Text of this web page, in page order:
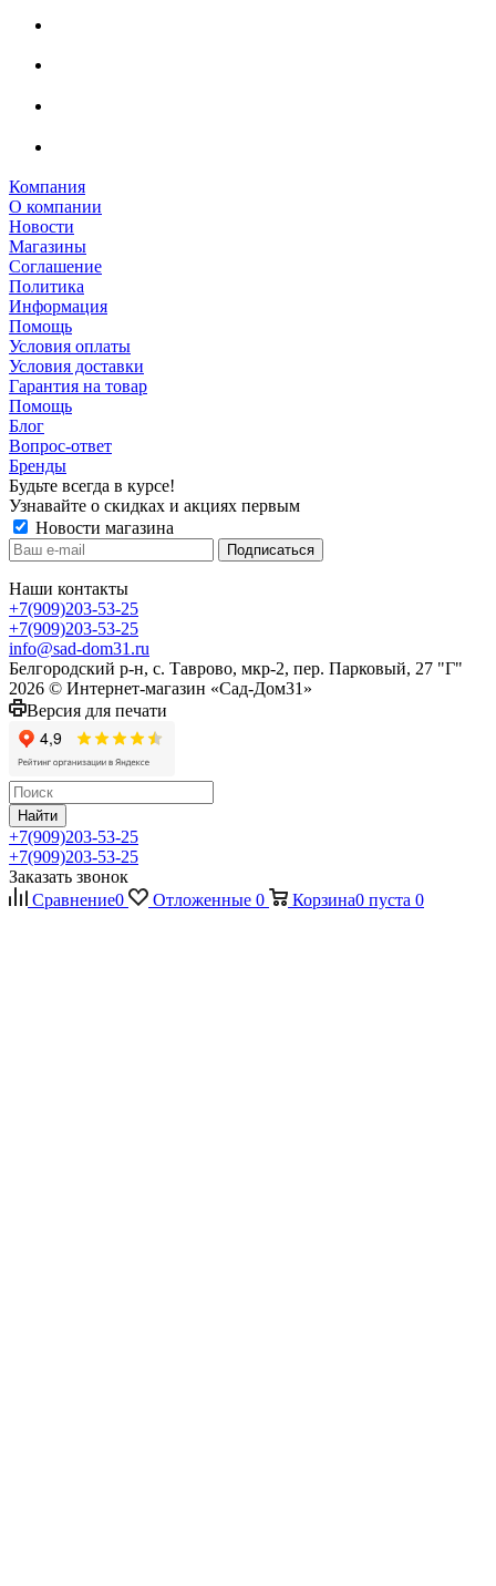
Компания
О компании
Новости
Магазины
Соглашение
Политика
Информация
Помощь
Условия оплаты
Условия доставки
Гарантия на товар
Помощь
Блог
Вопрос-ответ
Бренды
Будьте всегда в курсе!
Узнавайте о скидках и акциях первым
Новости магазина
Наши контакты
+7(909)203-53-25
+7(909)203-53-25
info@sad-dom31.ru
Белгородский р-н, с. Таврово, мкр-2, пер. Парковый, 27 "Г"
2026 © Интернет-магазин «Сад-Дом31»
Версия для печати
Найти
+7(909)203-53-25
+7(909)203-53-25
Заказать звонок
Сравнение0 Отложенные 0 Корзина0 пуста 0